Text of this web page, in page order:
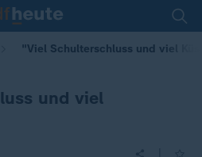
"Viel Schulterschluss und viel
und viel